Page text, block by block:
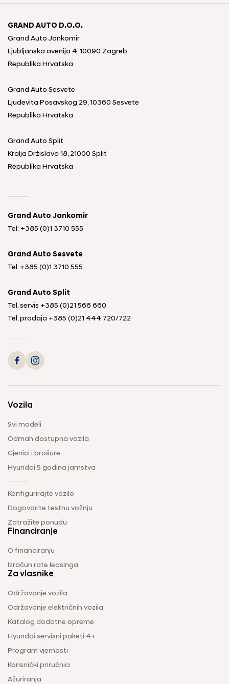
GRAND AUTO D.O.O.
Grand Auto Jankomir
Ljubljanska avenija 4, 10090 Zagreb
Republika Hrvatska
Grand Auto Sesvete
Ljudevita Posavskog 29, 10360 Sesvete
Republika Hrvatska
Grand Auto Split
Kralja Držislava 18, 21000 Split
Republika Hrvatska
Grand Auto Jankomir
Tel: +385 (0)1 3710 555
Grand Auto Sesvete
Tel. +385 (0)1 3710 555
Grand Auto Split
Tel. servis +385 (0)21 566 660
Tel. prodaja +385 (0)21 444 720/722
Vozila
Svi modeli
Odmah dostupna vozila
Cjenici i brošure
Hyundai 5 godina jamstva
Konfigurirajte vozilo
Dogovorite testnu vožnju
Zatražite ponudu
Financiranje
O financiranju
Izračun rate leasinga
Za vlasnike
Održavanje vozila
Održavanje električnih vozila
Katalog dodatne opreme
Hyundai servisni paketi 4+
Program vjernosti
Korisnički priručnici
Ažuriranja